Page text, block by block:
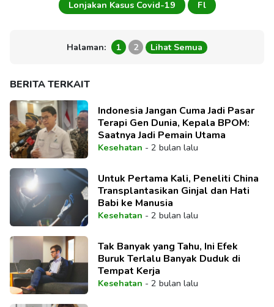
Lonjakan Kasus Covid-19 Fl
Halaman: 1 2 Lihat Semua
BERITA TERKAIT
Indonesia Jangan Cuma Jadi Pasar
Terapi Gen Dunia, Kepala BPOM:
Saatnya Jadi Pemain Utama
Kesehatan - 2 bulan lalu
Untuk Pertama Kali, Peneliti China
Transplantasikan Ginjal dan Hati
Babi ke Manusia
Kesehatan - 2 bulan lalu
Tak Banyak yang Tahu, Ini Efek
Buruk Terlalu Banyak Duduk di
Tempat Kerja
Kesehatan - 2 bulan lalu